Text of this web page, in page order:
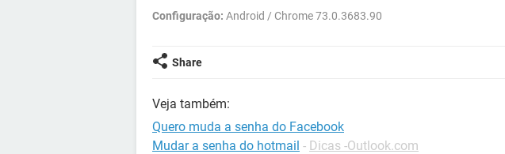
Configuração: Android / Chrome 73.0.3683.90
Share
Veja também:
Quero muda a senha do Facebook
Mudar a senha do hotmail - Dicas -Outlook.com